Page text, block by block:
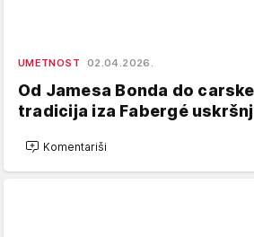
UMETNOST 02.04.2026.
Od Jamesa Bonda do
tradicija iza Fabergé
Komentariši